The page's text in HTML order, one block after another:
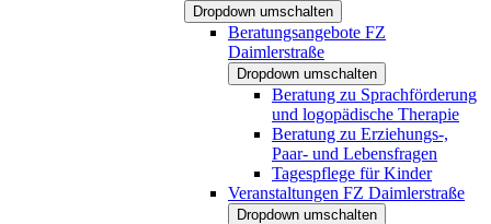
Dropdown umschalten
Beratungsangebote FZ
Daimlerstraße
Dropdown umschalten
Beratung zu Sprachförderung
und logopädische Therapie
Beratung zu Erziehungs-,
Paar- und Lebensfragen
Tagespflege für Kinder
Veranstaltungen FZ Daimlerstraße
Dropdown umschalten